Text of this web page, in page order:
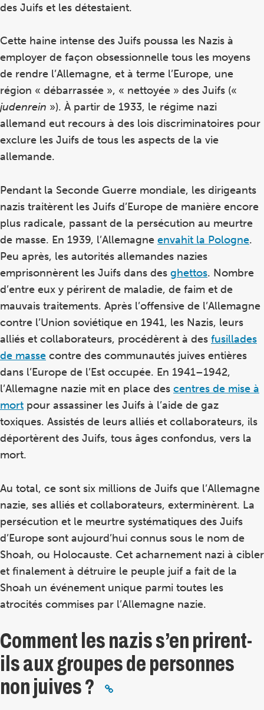
des Juifs et les détestaient.
Cette haine intense des Juifs poussa les Nazis à
employer de façon obsessionnelle tous les moyens
de rendre l’Allemagne, et à terme l’Europe, une
région « débarrassée », « nettoyée » des Juifs («
judenrein »). À partir de 1933, le régime nazi
allemand eut recours à des lois discriminatoires pour
exclure les Juifs de tous les aspects de la vie
allemande.
Pendant la Seconde Guerre mondiale, les dirigeants
nazis traitèrent les Juifs d’Europe de manière encore
plus radicale, passant de la persécution au meurtre
de masse. En 1939, l’Allemagne envahit la Pologne.
Peu après, les autorités allemandes nazies
emprisonnèrent les Juifs dans des ghettos. Nombre
d’entre eux y périrent de maladie, de faim et de
mauvais traitements. Après l’offensive de l’Allemagne
contre l’Union soviétique en 1941, les Nazis, leurs
alliés et collaborateurs, procédèrent à des fusillades
de masse contre des communautés juives entières
dans l’Europe de l’Est occupée. En 1941–1942,
l’Allemagne nazie mit en place des centres de mise à
mort pour assassiner les Juifs à l’aide de gaz
toxiques. Assistés de leurs alliés et collaborateurs, ils
déportèrent des Juifs, tous âges confondus, vers la
mort.
Au total, ce sont six millions de Juifs que l’Allemagne
nazie, ses alliés et collaborateurs, exterminèrent. La
persécution et le meurtre systématiques des Juifs
d’Europe sont aujourd’hui connus sous le nom de
Shoah, ou Holocauste. Cet acharnement nazi à cibler
et finalement à détruire le peuple juif a fait de la
Shoah un événement unique parmi toutes les
atrocités commises par l’Allemagne nazie.
Comment les nazis s’en prirent-
ils aux groupes de personnes
non juives ?